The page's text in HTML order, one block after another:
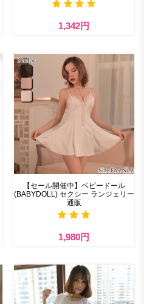
1,342円
【セール開催中】ベビードール
(BABYDOLL) セクシー ランジェリー
通販
1,980円